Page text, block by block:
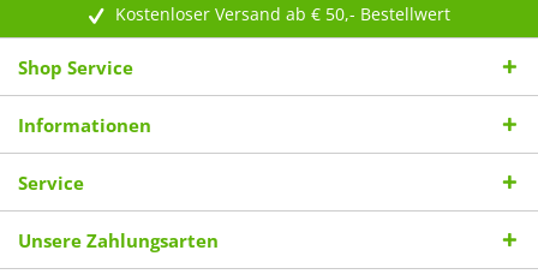
Kostenloser Versand ab € 50,- Bestellwert
Shop Service
Informationen
Service
Unsere Zahlungsarten